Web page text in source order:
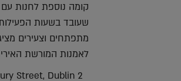
שעובד בשעות הפעילות
מתפתחים וצעירים
לאמנות המורשת